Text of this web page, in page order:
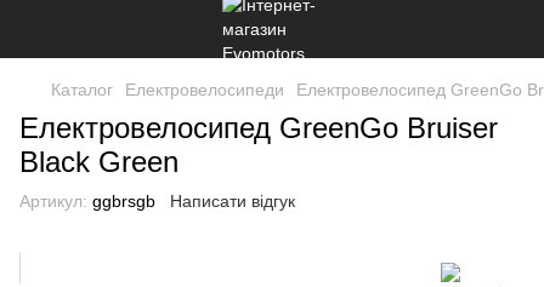
Каталог Електровелосипеди Електровелосипед GreenGo
Електровелосипед GreenGo Bruiser
Black Green
Артикул: ggbrsgb Написати відгук